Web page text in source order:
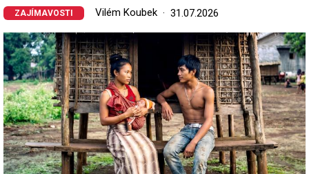
ZAJÍMAVOSTI Vilém Koubek 31.07.2026
Image